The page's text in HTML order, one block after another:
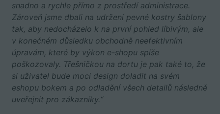
snadno a rychle přímo z prostředí administrace.
Zároveň jsme dbali na udržení pevné kostry šablony
tak, aby nedocházelo k na první pohled líbivým, ale
v konečném důsledku obchodně neefektivním
úpravám, které by výkon e-shopu spíše
poškozovaly. Třešničkou na dortu je pak také to, že
si uživatel bude moci design doladit na svém
eshopu bokem a po odladění všech detailů následně
uveřejnit pro zákazníky.“